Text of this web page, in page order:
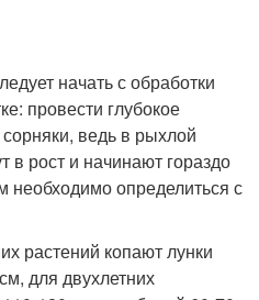
начать с обработки
провести глубокое
ведь в рыхлой
рост и начинают гораздо
необходимо определиться с
растений копают лунки
для двухлетних